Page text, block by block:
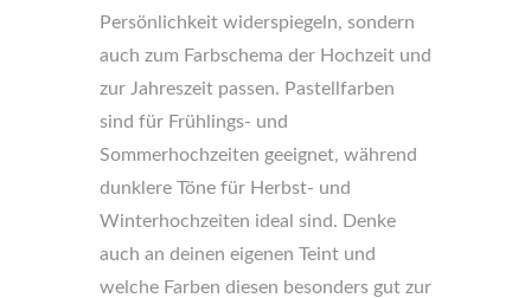
Persönlichkeit widerspiegeln, sondern
auch zum Farbschema der Hochzeit und
zur Jahreszeit passen. Pastellfarben
sind für Frühlings- und
Sommerhochzeiten geeignet, während
dunklere Töne für Herbst- und
Winterhochzeiten ideal sind. Denke
auch an deinen eigenen Teint und
welche Farben diesen besonders gut zur